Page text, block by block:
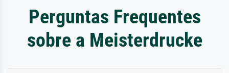
Perguntas Frequentes
sobre a Meisterdrucke